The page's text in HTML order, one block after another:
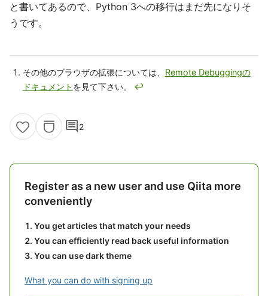
と書いてあるので、Python 3への移行はまだ先になりそ
うです。
その他のブラウザの拡張については、 Remote Debuggingの
ドキュメント を見て下さい。 ↩
comment2
Register as a new user and use Qiita more
conveniently
You get articles that match your needs
You can efficiently read back useful information
You can use dark theme
What you can do with signing up